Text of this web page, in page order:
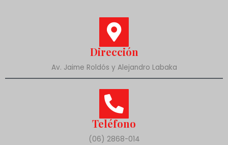
Dirección
Av. Jaime Roldós y Alejandro Labaka
Teléfono
(06) 2868-014